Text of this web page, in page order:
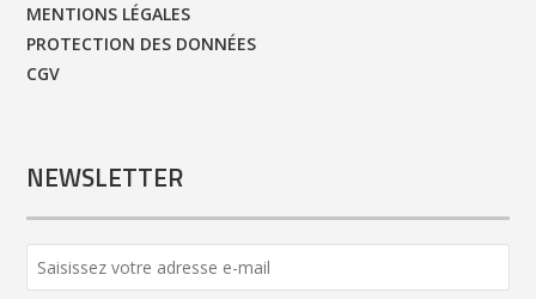
MENTIONS LÉGALES
PROTECTION DES DONNÉES
CGV
NEWSLETTER